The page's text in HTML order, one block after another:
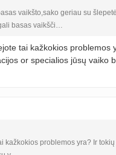
vaikšto,sako geriau su
basas vaikšči…
tai kažkokios problemos
or specialios jūsų vaiko
kažkokios problemos yra? Ir